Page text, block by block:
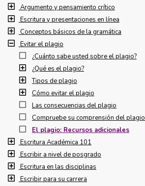
Argumento y pensamiento crítico
Escritura y presentaciones en línea
Conceptos básicos de la gramática
Evitar el plagio
¿Cuánto sabe usted sobre el plagio?
¿Qué es el plagio?
Tipos de plagio
Cómo evitar el plagio
Las consecuencias del plagio
Compruebe su comprensión del plagio
El plagio: Recursos adicionales
Escritura Académica 101
Escribir a nivel de posgrado
Escritura en las disciplinas
Escribir para su carrera